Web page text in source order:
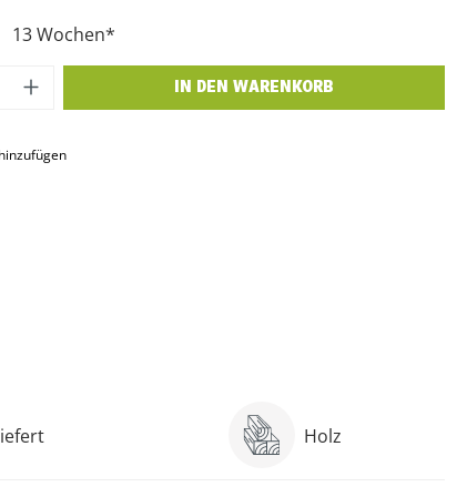
13 Wochen*
Gib den gewünschten Wert
IN DEN WARENKORB
Holz